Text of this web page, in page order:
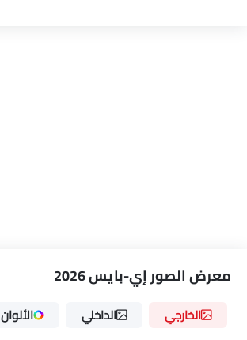
معرض الصور إي-بايس 2026
الخارجي الداخلي الألوان